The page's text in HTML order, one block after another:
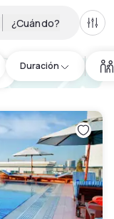
¿Cuándo?
Duración